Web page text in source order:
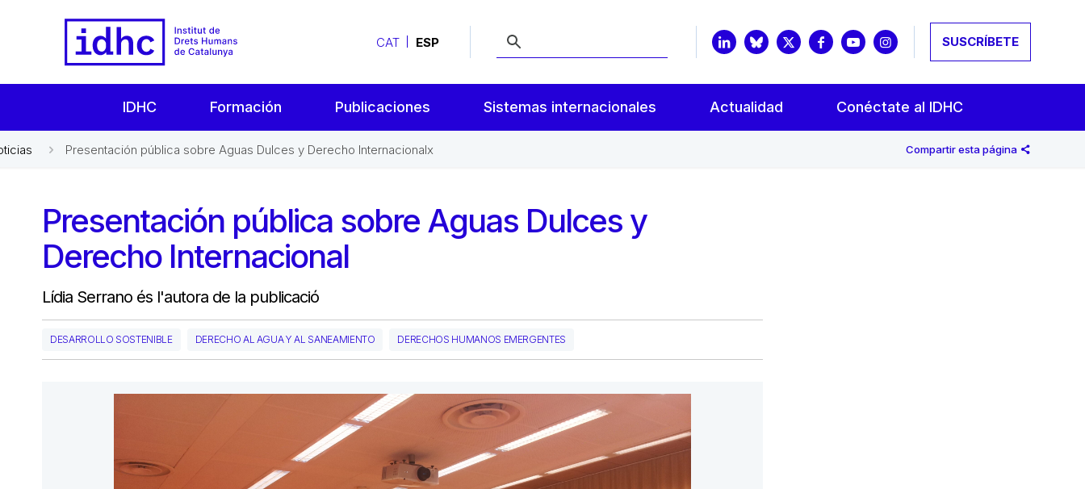
CAT ESP SUSCRÍBETE
IDHC Formación Publicaciones Sistemas internacionales Actualidad Conéctate al IDHC
Presentación pública sobre Aguas Dulces y Derecho Internacionalx Compartir esta página
Presentación pública sobre Aguas Dulces y
Derecho Internacional
Lídia Serrano és l'autora de la publicació
DESARROLLO SOSTENIBLE DERECHO AL AGUA Y AL SANEAMIENTO DERECHOS HUMANOS EMERGENTES